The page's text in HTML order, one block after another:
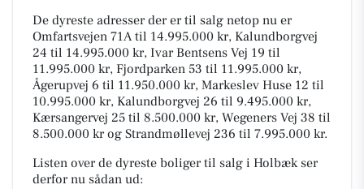
De dyreste adresser der er til salg netop nu er
Omfartsvejen 71A til 14.995.000 kr, Kalundborgvej
24 til 14.995.000 kr, Ivar Bentsens Vej 19 til
11.995.000 kr, Fjordparken 53 til 11.995.000 kr,
Ågerupvej 6 til 11.950.000 kr, Markeslev Huse 12 til
10.995.000 kr, Kalundborgvej 26 til 9.495.000 kr,
Kærsangervej 25 til 8.500.000 kr, Wegeners Vej 38 til
8.500.000 kr og Strandmøllevej 236 til 7.995.000 kr.
Listen over de dyreste boliger til salg i Holbæk ser
derfor nu sådan ud: